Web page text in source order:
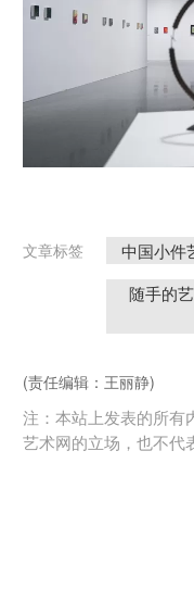
文章标签 中国小件
随手的
(责任编辑：王丽静)
注：本站上发表的所有
艺术网的立场，也不代